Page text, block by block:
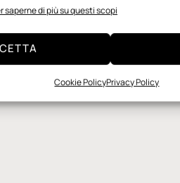
saperne di più su questi scopi
Cookie PolicyPrivacy Policy